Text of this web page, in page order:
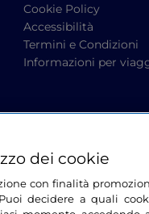
Cookie Policy
Accessibilità
Termini e Condizioni
Informazioni per
dei cookie
con finalità
decidere a quali